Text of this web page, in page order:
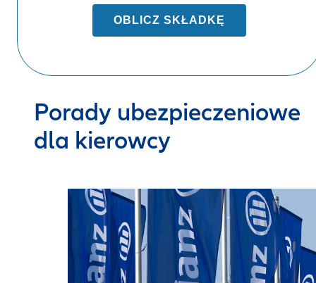
OBLICZ SKŁADKĘ
Porady ubezpieczeniowe
dla kierowcy